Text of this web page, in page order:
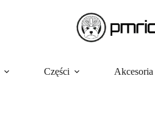
Części Akcesoria